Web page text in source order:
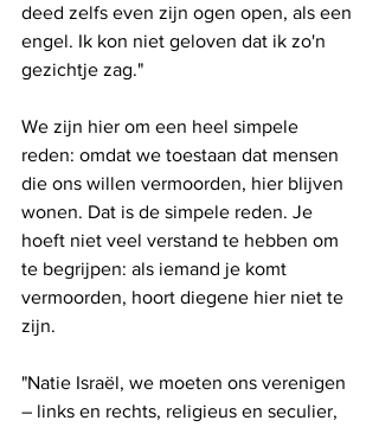
deed zelfs even zijn ogen open, als een
engel. Ik kon niet geloven dat ik zo'n
gezichtje zag."
We zijn hier om een ​​heel simpele
reden: omdat we toestaan ​​dat mensen
die ons willen vermoorden, hier blijven
wonen. Dat is de simpele reden. Je
hoeft niet veel verstand te hebben om
te begrijpen: als iemand je komt
vermoorden, hoort diegene hier niet te
zijn.
"Natie Israël, we moeten ons verenigen
– links en rechts, religieus en seculier,